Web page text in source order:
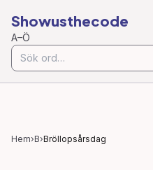
Showusthecode
A–Ö
Hem›B›Bröllopsårsdag